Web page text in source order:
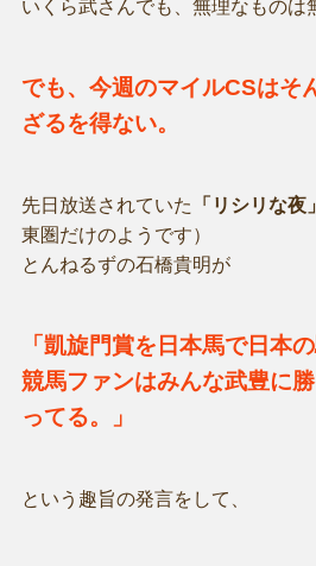
いくら武さんでも、無理なものは
でも、今週のマイルCSはそ
ざるを得ない。
先日放送されていた 「リシリな夜」
東圏だけのようです）
とんねるずの石橋貴明が
「凱旋門賞を日本馬で日本
競馬ファンはみんな武豊に
ってる。」
という趣旨の発言をして、